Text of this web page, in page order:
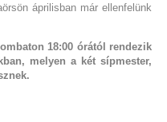
áprilisban már ellenfelünk
18:00 órától rendezik
melyen a két sípmester,